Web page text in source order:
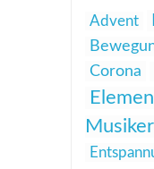
Advent
Corona